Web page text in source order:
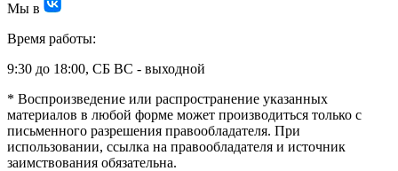
Мы в
Время работы:
9:30 до 18:00, СБ ВС - выходной
* Воспроизведение или распространение указанных
материалов в любой форме может производиться только с
письменного разрешения правообладателя. При
использовании, ссылка на правообладателя и источник
заимствования обязательна.